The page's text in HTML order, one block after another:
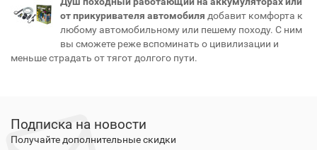
от прикуривателя автомобиля добавит комфорта к
любому автомобильному или пешему походу. С ним
вы сможете реже вспоминать о цивилизации и
меньше страдать от тягот долгого пути.
Подписка на новости
Получайте дополнительные скидки